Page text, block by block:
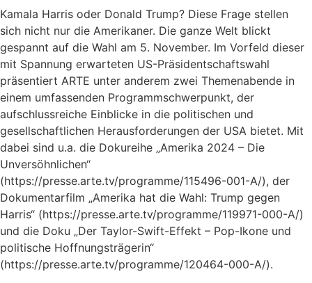
Kamala Harris oder Donald Trump? Diese Frage stellen
sich nicht nur die Amerikaner. Die ganze Welt blickt
gespannt auf die Wahl am 5. November. Im Vorfeld dieser
mit Spannung erwarteten US-Präsidentschaftswahl
präsentiert ARTE unter anderem zwei Themenabende in
einem umfassenden Programmschwerpunkt, der
aufschlussreiche Einblicke in die politischen und
gesellschaftlichen Herausforderungen der USA bietet. Mit
dabei sind u.a. die Dokureihe „Amerika 2024 – Die
Unversöhnlichen“
(https://presse.arte.tv/programme/115496-001-A/), der
Dokumentarfilm „Amerika hat die Wahl: Trump gegen
Harris“ (https://presse.arte.tv/programme/119971-000-A/)
und die Doku „Der Taylor-Swift-Effekt – Pop-Ikone und
politische Hoffnungsträgerin“
(https://presse.arte.tv/programme/120464-000-A/).